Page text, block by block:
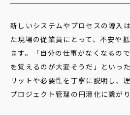
新しいシステムやプロセスの導入
た現場の従業員にとって、不安や
ます。「自分の仕事がなくなるの
を覚えるのが大変そうだ」といっ
リットや必要性を丁寧に説明し、
プロジェクト管理の円滑化に繋がり